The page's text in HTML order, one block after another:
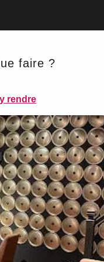
faire ?
rendre